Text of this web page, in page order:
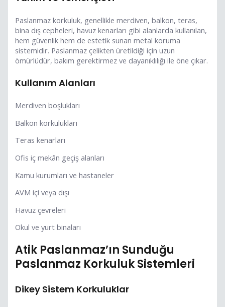
Paslanmaz korkuluk, genellikle merdiven, balkon, teras,
bina dış cepheleri, havuz kenarları gibi alanlarda kullanılan,
hem güvenlik hem de estetik sunan metal koruma
sistemidir. Paslanmaz çelikten üretildiği için uzun
ömürlüdür, bakım gerektirmez ve dayanıklılığı ile öne çıkar.
Kullanım Alanları
Merdiven boşlukları
Balkon korkulukları
Teras kenarları
Ofis iç mekân geçiş alanları
Kamu kurumları ve hastaneler
AVM içi veya dışı
Havuz çevreleri
Okul ve yurt binaları
Atik Paslanmaz’ın Sunduğu
Paslanmaz Korkuluk Sistemleri
Dikey Sistem Korkuluklar